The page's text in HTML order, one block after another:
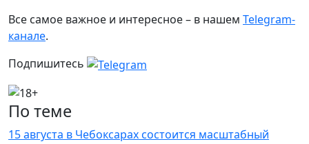
Все самое важное и интересное – в нашем Telegram-
канале.
Подпишитесь
По теме
15 августа в Чебоксарах состоится масштабный